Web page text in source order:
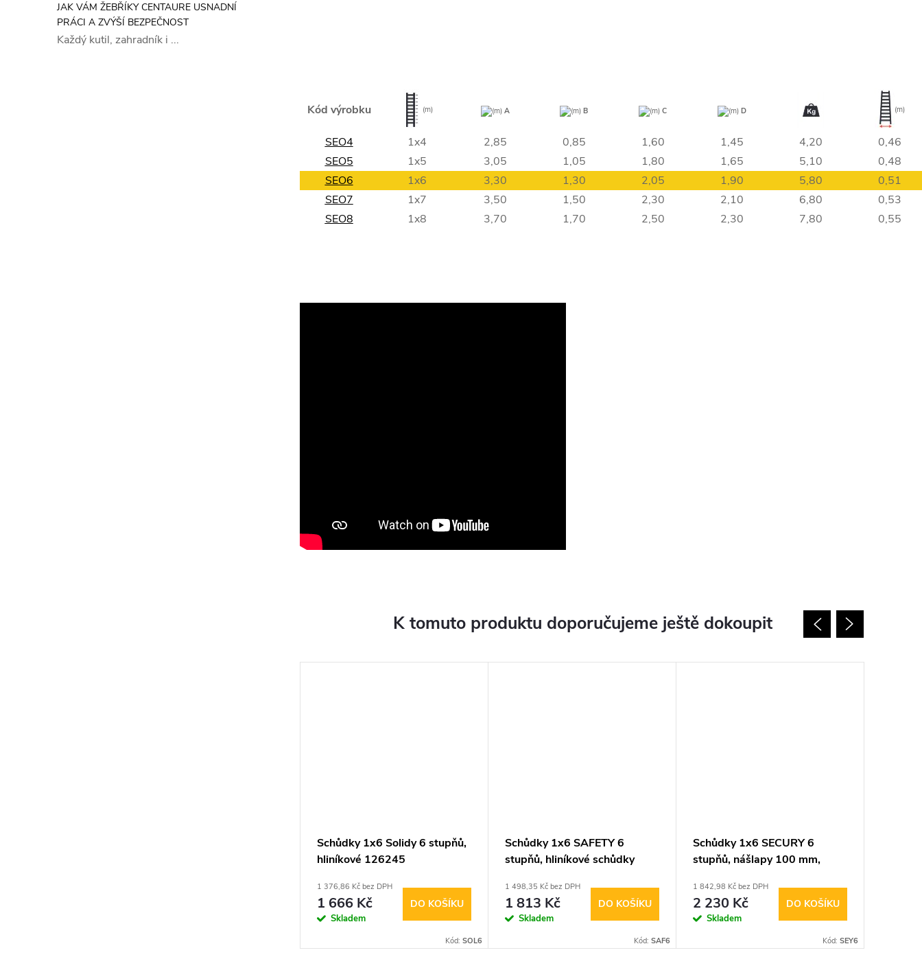
JAK VÁM ŽEBŘÍKY CENTAURE USNADNÍ
PRÁCI A ZVÝŠÍ BEZPEČNOST
Každý kutil, zahradník i ...
Kód výrobku (m) (m) A (m) B (m) C (m) D (m)
SEO4 1x4 2,85 0,85 1,60 1,45 4,20
0,46
SEO5
1x5 3,05 1,05 1,80 1,65 5,10
0,48
SEO6
1x6 3,30 1,30 2,05 1,90 5,80
0,51
SEO7
1x7 3,50 1,50 2,30 2,10 6,80
0,53
SEO8
1x8 3,70 1,70 2,50 2,30 7,80 0,55
K tomuto produktu doporučujeme ještě dokoupit
Schůdky 1x6 Solidy 6 stupňů,
hliníkové 126245
1 376,86 Kč bez DPH
1 666 Kč
Skladem
DO KOŠÍKU
Kód: SOL6
Schůdky 1x6 SAFETY 6
stupňů, hliníkové schůdky
1 498,35 Kč bez DPH
1 813 Kč
Skladem
DO KOŠÍKU
Kód: SAF6
Schůdky 1x6 SECURY 6
stupňů, nášlapy 100 mm,
1 842,98 Kč bez DPH
2 230 Kč
Skladem
DO KOŠÍKU
Kód: SEY6